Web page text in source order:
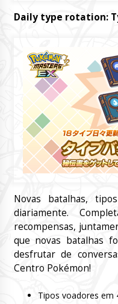
Daily type rotation:
Novas batalhas,
diariamente.
recompensas,
que novas batalhas
desfrutar de
Centro Pokémon!
Tipos voadores em